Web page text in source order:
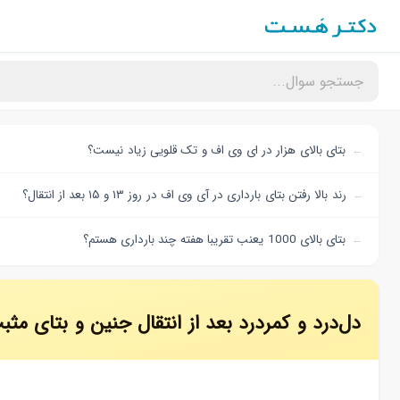
بتای بالای هزار در ای وی اف و تک قلویی زیاد نیست؟
رند بالا رفتن بتای بارداری در آی وی اف در روز ۱۳ و ۱۵ بعد از انتقال؟
بتای بالای 1000 یعنب تقریبا هفته چند بارداری هستم؟
دل‌درد و کمر‌درد بعد از انتقال جنین و بتای